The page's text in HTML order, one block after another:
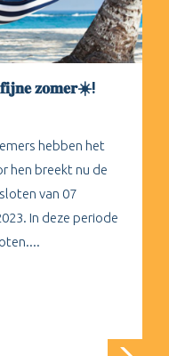
𝐳𝐨𝐦𝐞𝐫☀️!
hebben het
hen breekt nu de
van 07
In deze periode